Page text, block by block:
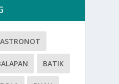
ASTRONOT
BATIK